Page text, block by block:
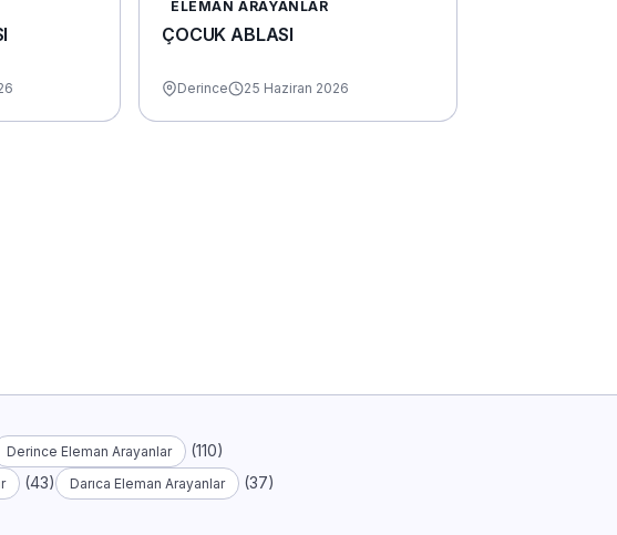
ELEMAN ARAYANLAR
ÇOCUK ABLASI
Derince 25 Haziran 2026
Derince Eleman Arayanlar (110)
(43) Darıca Eleman Arayanlar (37)